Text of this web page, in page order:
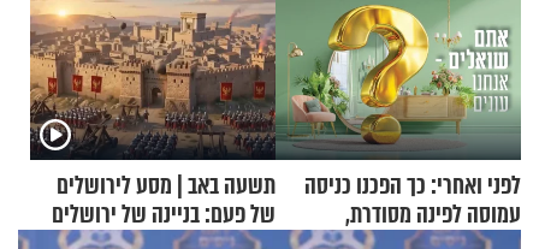
לפני ואחרי: כך הפכנו כניסה
עמוסה לפינה מסודרת,
תשעה באב | מסע לירושלים
של פעם: בניינה של ירושלים